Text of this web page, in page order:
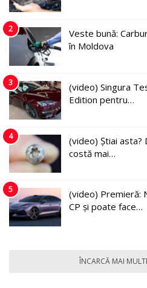
2
Veste bună:
în Moldova
3
(video) Singura
Edition pentru…
4
(video) Știai asta?
costă mai…
5
(video) Premieră:
CP și poate face…
ÎNCARCĂ MAI